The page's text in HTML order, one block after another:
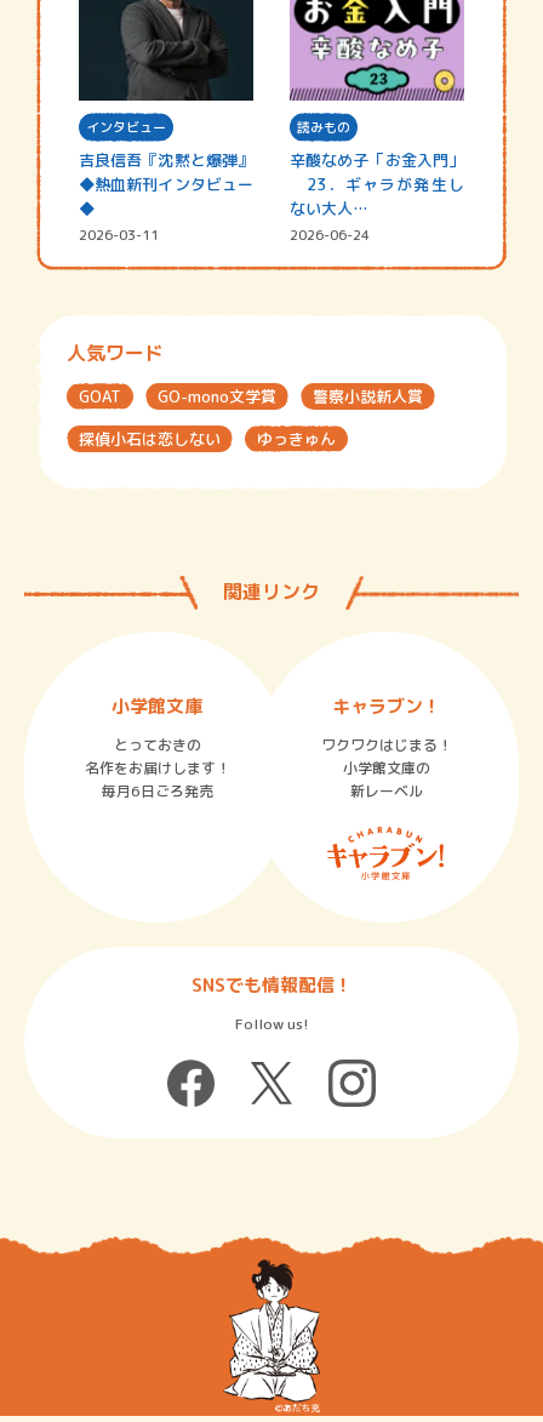
インタビュー
吉良信吾『沈黙と爆弾』
◆熱血新刊インタビュー
◆
2026-03-11
読みもの
辛酸なめ子「お金入門」
23．ギャラが発生し
ない大人…
2026-06-24
人気ワード
GOAT GO-mono文学賞
警察小説新人賞
探偵小石は恋しない
ゆっきゅん
関連リンク
小学館文庫
とっておきの
名作をお届けします！
毎月6日ごろ発売
キャラブン！
ワクワクはじまる！
小学館文庫の
新レーベル
SNSでも情報配信！
Follow us!